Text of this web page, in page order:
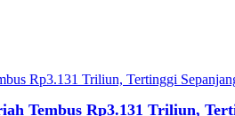
Tembus Rp3.131 Triliun,